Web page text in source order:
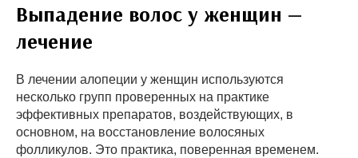
Выпадение волос у женщин —
лечение
В лечении алопеции у женщин используются
несколько групп проверенных на практике
эффективных препаратов, воздействующих, в
основном, на восстановление волосяных
фолликулов. Это практика, поверенная временем.